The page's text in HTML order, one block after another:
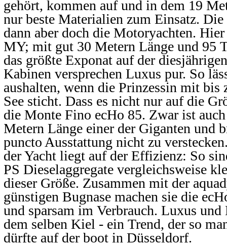
gehört, kommen auf und in dem 19
nur beste Materialien zum Einsatz.
dann aber doch die Motoryachten.
MY; mit gut 30 Metern Länge und 95
das größte Exponat auf der
Kabinen versprechen Luxus pur. So
aushalten, wenn die Prinzessin mit bis
See sticht. Dass es nicht nur auf die
die Monte Fino ecHo 85. Zwar ist
Metern Länge einer der Giganten und
puncto Ausstattung nicht zu
der Yacht liegt auf der Effizienz: So
PS Dieselaggregate vergleichsweise
dieser Größe. Zusammen mit der
günstigen Bugnase machen sie die
und sparsam im Verbrauch. Luxus
dem selben Kiel - ein Trend, der so
dürfte auf der boot in Düsseldorf.